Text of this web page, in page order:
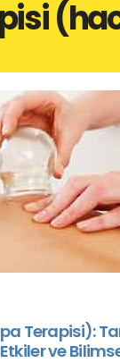
Terapisi):
ve